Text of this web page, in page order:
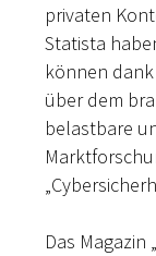
privaten
Statista
können
über dem
belastbare
Das Magazin